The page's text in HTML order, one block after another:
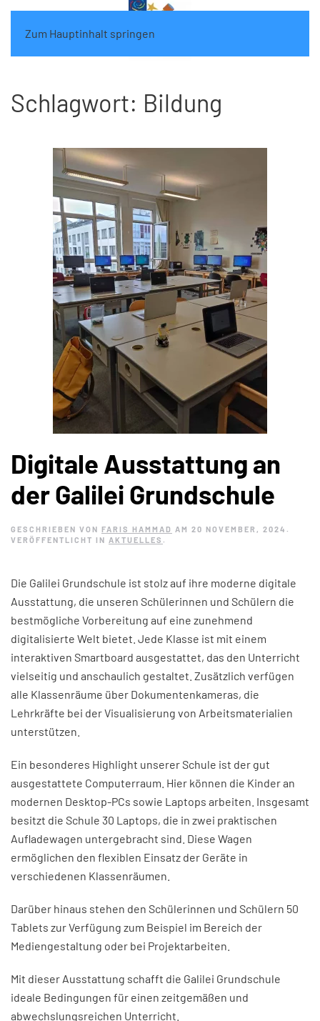
Zum Hauptinhalt springen
Schlagwort: Bildung
Digitale Ausstattung an
der Galilei Grundschule
GESCHRIEBEN VON FARIS HAMMAD AM 20 NOVEMBER, 2024 .
VERÖFFENTLICHT IN AKTUELLES .
Die Galilei Grundschule ist stolz auf ihre moderne digitale
Ausstattung, die unseren Schülerinnen und Schülern die
bestmögliche Vorbereitung auf eine zunehmend
digitalisierte Welt bietet. Jede Klasse ist mit einem
interaktiven Smartboard ausgestattet, das den Unterricht
vielseitig und anschaulich gestaltet. Zusätzlich verfügen
alle Klassenräume über Dokumentenkameras, die
Lehrkräfte bei der Visualisierung von Arbeitsmaterialien
unterstützen.
Ein besonderes Highlight unserer Schule ist der gut
ausgestattete Computerraum. Hier können die Kinder an
modernen Desktop-PCs sowie Laptops arbeiten. Insgesamt
besitzt die Schule 30 Laptops, die in zwei praktischen
Aufladewagen untergebracht sind. Diese Wagen
ermöglichen den flexiblen Einsatz der Geräte in
verschiedenen Klassenräumen.
Darüber hinaus stehen den Schülerinnen und Schülern 50
Tablets zur Verfügung zum Beispiel im Bereich der
Mediengestaltung oder bei Projektarbeiten.
Mit dieser Ausstattung schafft die Galilei Grundschule
ideale Bedingungen für einen zeitgemäßen und
abwechslungsreichen Unterricht.